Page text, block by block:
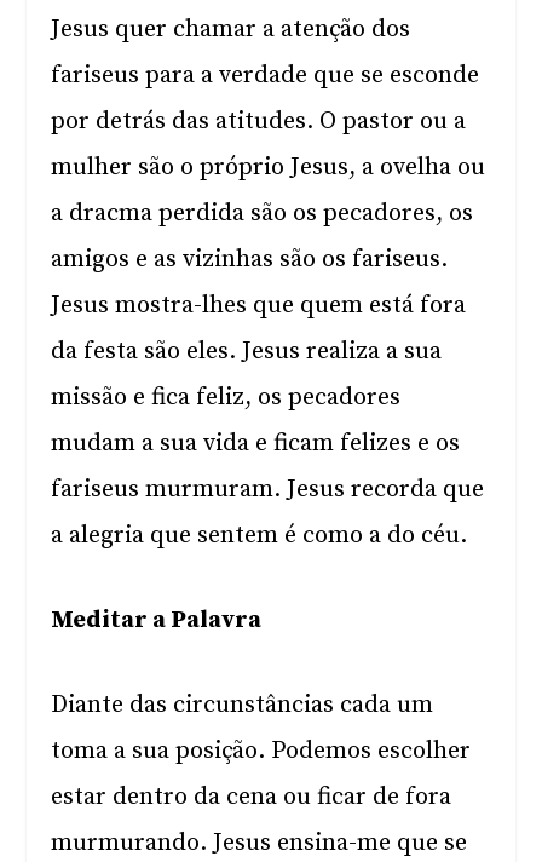
Jesus quer chamar a atenção dos
fariseus para a verdade que se esconde
por detrás das atitudes. O pastor ou a
mulher são o próprio Jesus, a ovelha ou
a dracma perdida são os pecadores, os
amigos e as vizinhas são os fariseus.
Jesus mostra-lhes que quem está fora
da festa são eles. Jesus realiza a sua
missão e fica feliz, os pecadores
mudam a sua vida e ficam felizes e os
fariseus murmuram. Jesus recorda que
a alegria que sentem é como a do céu.
Meditar a Palavra
Diante das circunstâncias cada um
toma a sua posição. Podemos escolher
estar dentro da cena ou ficar de fora
murmurando. Jesus ensina-me que se